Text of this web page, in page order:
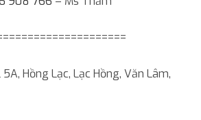
5A, Hồng Lạc, Lạc Hồng, Văn Lâm,